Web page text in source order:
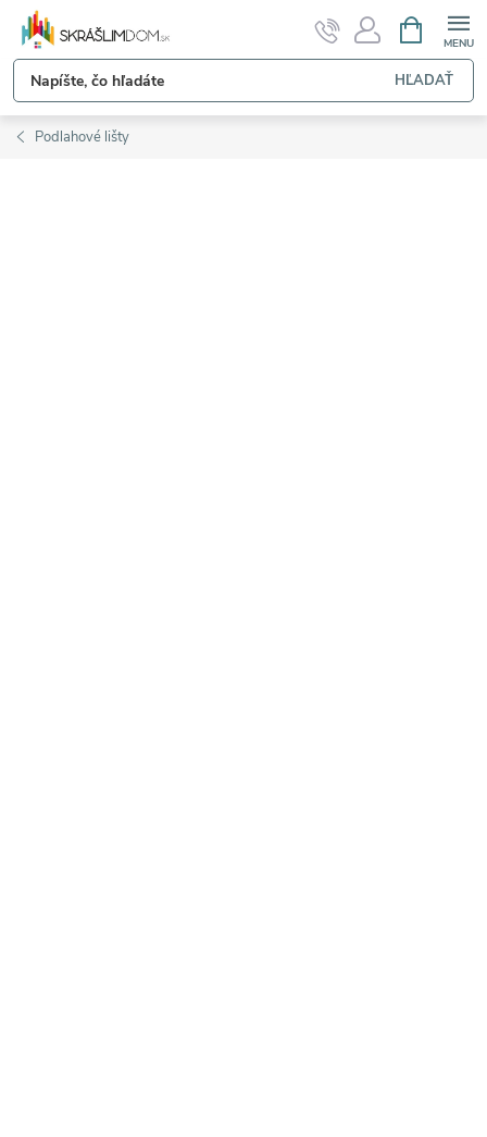
Prejsť
obsah
HĽADAŤ
KOŠÍK
Podlahové lišty